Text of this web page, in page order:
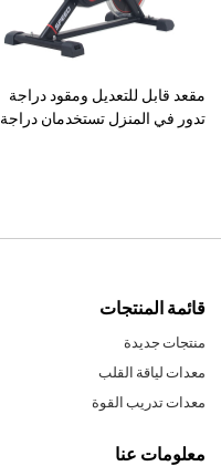
مقعد قابل للتعديل ومقود دراجة
تدور في المنزل تستخدمان دراجة
قائمة المنتجات
منتجات جديدة
معدات لياقة القلب
معدات تدريب القوة
معلومات عنا